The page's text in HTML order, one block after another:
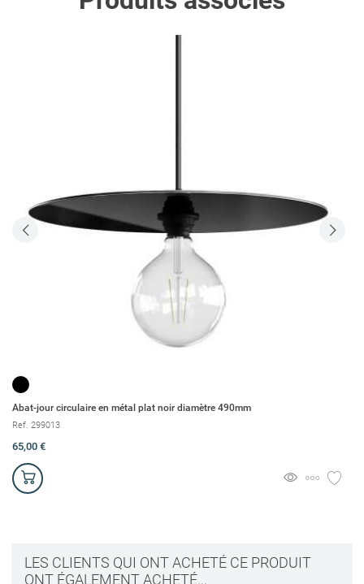
Abat-jour circulaire en métal plat noir diamètre 490mm
Ref. 299013
65,00 €
LES CLIENTS QUI ONT ACHETÉ CE PRODUIT
ONT ÉGALEMENT ACHETÉ...